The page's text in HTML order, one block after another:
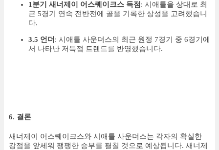
1분기 새너제이 어스퀘이크스 득점 : 시애틀을 상대로 최
근 5경기 연속 전반전에 골을 기록한 상성을 고려했습니
다.
3.5 언더 : 시애틀 사운더스의 최근 원정 7경기 중 6경기에
서 나타난 저득점 트렌드를 반영했습니다.
6. 결론
새너제이 어스퀘이크스와 시애틀 사운더스는 각자의 확실한
강점을 앞세워 팽팽한 승부를 펼칠 것으로 예상됩니다. 새너제